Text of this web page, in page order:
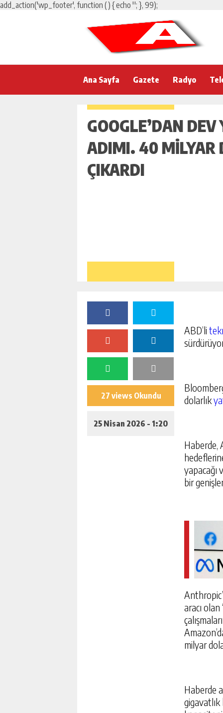
add_action('wp_footer', function () { echo ''; }, 99);
Ana Sayfa Gazete Radyo
GOOGLE’DAN DEV
ADIMI. 40 MILYAR
ÇIKARDI
27 views Okundu
25 Nisan 2026 - 1:20
ABD’li
dolarlık
Haberde,
yapacağı
bir
aracı
milyar
Haberde
gigavatlık
ANKARA’DA